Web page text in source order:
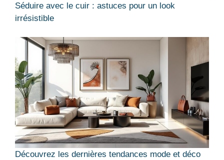
Séduire avec le cuir : astuces pour un look
irrésistible
Découvrez les dernières tendances mode et déco